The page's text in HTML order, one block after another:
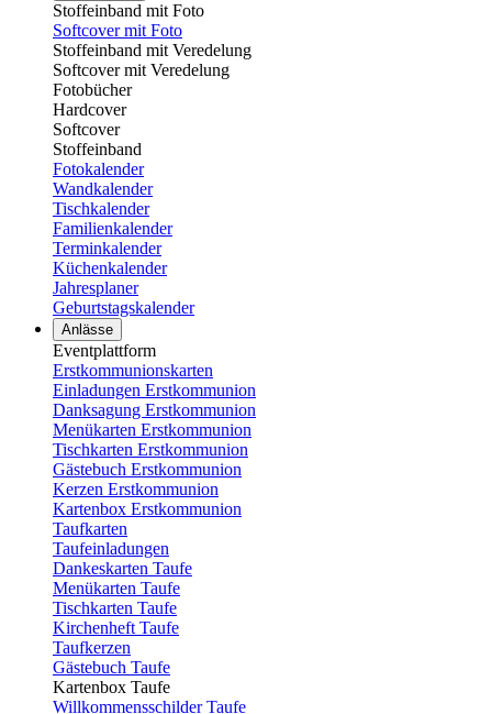
Stoffeinband mit Foto
Softcover mit Foto
Stoffeinband mit Veredelung
Softcover mit Veredelung
Fotobücher
Hardcover
Softcover
Stoffeinband
Fotokalender
Wandkalender
Tischkalender
Familienkalender
Terminkalender
Küchenkalender
Jahresplaner
Geburtstagskalender
Anlässe
Eventplattform
Erstkommunionskarten
Einladungen Erstkommunion
Danksagung Erstkommunion
Menükarten Erstkommunion
Tischkarten Erstkommunion
Gästebuch Erstkommunion
Kerzen Erstkommunion
Kartenbox Erstkommunion
Taufkarten
Taufeinladungen
Dankeskarten Taufe
Menükarten Taufe
Tischkarten Taufe
Kirchenheft Taufe
Taufkerzen
Gästebuch Taufe
Kartenbox Taufe
Willkommensschilder Taufe